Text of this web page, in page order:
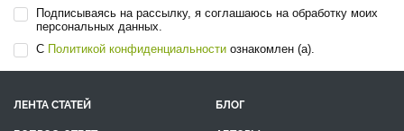
Подписываясь на рассылку, я соглашаюсь на обработку моих
персональных данных.
С Политикой конфиденциальности ознакомлен (а).
ЛЕНТА СТАТЕЙ
БЛОГ